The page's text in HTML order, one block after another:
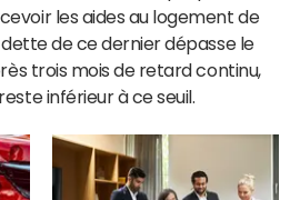
les aides au logement de
de ce dernier dépasse le
trois mois de retard continu,
inférieur à ce seuil.